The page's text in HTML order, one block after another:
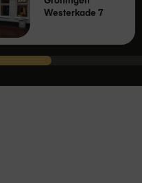
Westerkade 7